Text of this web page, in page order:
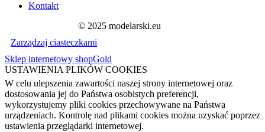
Kontakt
© 2025 modelarski.eu
Zarządzaj ciasteczkami
Sklep internetowy shopGold
USTAWIENIA PLIKÓW COOKIES
W celu ulepszenia zawartości naszej strony internetowej oraz
dostosowania jej do Państwa osobistych preferencji,
wykorzystujemy pliki cookies przechowywane na Państwa
urządzeniach. Kontrolę nad plikami cookies można uzyskać poprzez
ustawienia przeglądarki internetowej.